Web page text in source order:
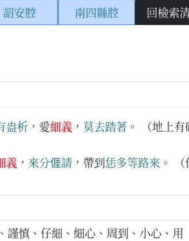
詔安腔 南四縣腔 回檢索
盎析 ，愛細義 ， 莫去踏著 。
（地上
義 ， 來分𠊎請 ，帶到恁多等路來 。
謹慎、仔細、細心、周到、小心、用